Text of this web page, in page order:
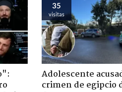
35
visitas
Adolescente
crimen de egipcio